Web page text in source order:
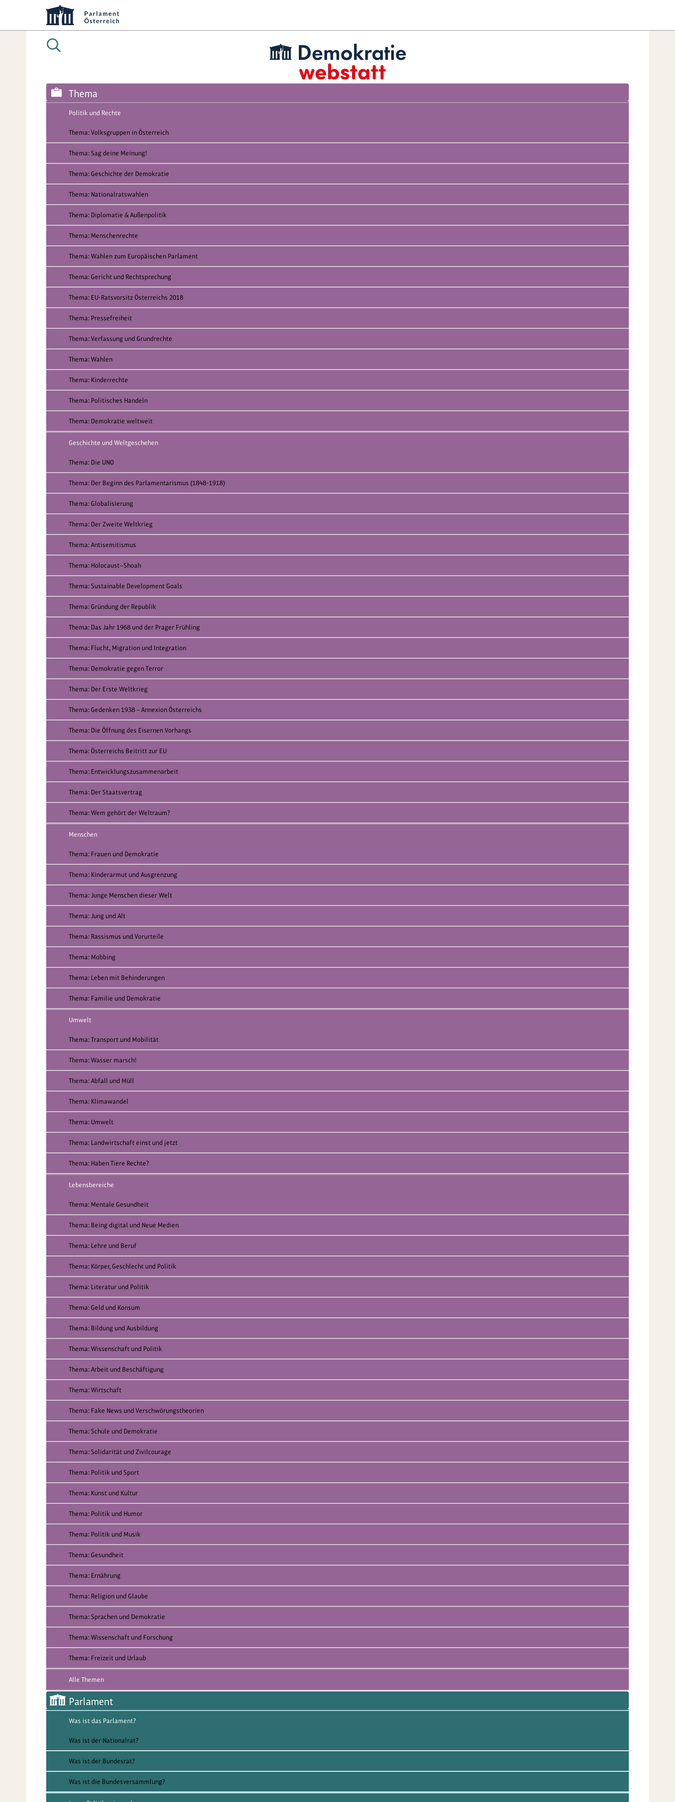
Thema
Politik und Rechte
Thema: Volksgruppen in Österreich
Thema: Sag deine Meinung!
Thema: Geschichte der Demokratie
Thema: Nationalratswahlen
Thema: Diplomatie & Außenpolitik
Thema: Menschenrechte
Thema: Wahlen zum Europäischen Parlament
Thema: Gericht und Rechtsprechung
Thema: EU-Ratsvorsitz Österreichs 2018
Thema: Pressefreiheit
Thema: Verfassung und Grundrechte
Thema: Wahlen
Thema: Kinderrechte
Thema: Politisches Handeln
Thema: Demokratie weltweit
Geschichte und Weltgeschehen
Thema: Die UNO
Thema: Der Beginn des Parlamentarismus (1848-1918)
Thema: Globalisierung
Thema: Der Zweite Weltkrieg
Thema: Antisemitismus
Thema: Holocaust—Shoah
Thema: Sustainable Development Goals
Thema: Gründung der Republik
Thema: Das Jahr 1968 und der Prager Frühling
Thema: Flucht, Migration und Integration
Thema: Demokratie gegen Terror
Thema: Der Erste Weltkrieg
Thema: Gedenken 1938 – Annexion Österreichs
Thema: Die Öffnung des Eisernen Vorhangs
Thema: Österreichs Beitritt zur EU
Thema: Entwicklungszusammenarbeit
Thema: Der Staatsvertrag
Thema: Wem gehört der Weltraum?
Menschen
Thema: Frauen und Demokratie
Thema: Kinderarmut und Ausgrenzung
Thema: Junge Menschen dieser Welt
Thema: Jung und Alt
Thema: Rassismus und Vorurteile
Thema: Mobbing
Thema: Leben mit Behinderungen
Thema: Familie und Demokratie
Umwelt
Thema: Transport und Mobilität
Thema: Wasser marsch!
Thema: Abfall und Müll
Thema: Klimawandel
Thema: Umwelt
Thema: Landwirtschaft einst und jetzt
Thema: Haben Tiere Rechte?
Lebensbereiche
Thema: Mentale Gesundheit
Thema: Being digital und Neue Medien
Thema: Lehre und Beruf
Thema: Körper, Geschlecht und Politik
Thema: Literatur und Politik
Thema: Geld und Konsum
Thema: Bildung und Ausbildung
Thema: Wissenschaft und Politik
Thema: Arbeit und Beschäftigung
Thema: Wirtschaft
Thema: Fake News und Verschwörungstheorien
Thema: Schule und Demokratie
Thema: Solidarität und Zivilcourage
Thema: Politik und Sport
Thema: Kunst und Kultur
Thema: Politik und Humor
Thema: Politik und Musik
Thema: Gesundheit
Thema: Ernährung
Thema: Religion und Glaube
Thema: Sprachen und Demokratie
Thema: Wissenschaft und Forschung
Thema: Freizeit und Urlaub
Alle Themen
Parlament
Was ist das Parlament?
Was ist der Nationalrat?
Was ist der Bundesrat?
Was ist die Bundesversammlung?